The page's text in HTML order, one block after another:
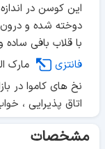
دوخته شده و
با قلاب بافی
فانتزی
مارک
نخ های کاموا در
اتاق پذیرایی ،
مشخصات